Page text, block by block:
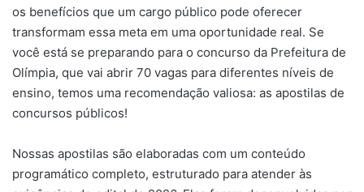
os benefícios que um cargo público pode oferecer
transformam essa meta em uma oportunidade real. Se
você está se preparando para o concurso da Prefeitura de
Olímpia, que vai abrir 70 vagas para diferentes níveis de
ensino, temos uma recomendação valiosa: as apostilas de
concursos públicos!
Nossas apostilas são elaboradas com um conteúdo
programático completo, estruturado para atender às